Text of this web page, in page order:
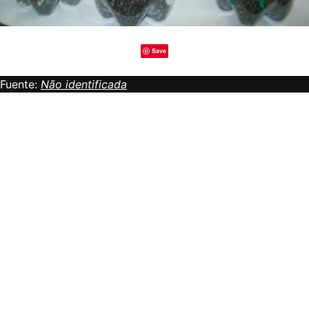
Save
Fuente: Não identificada